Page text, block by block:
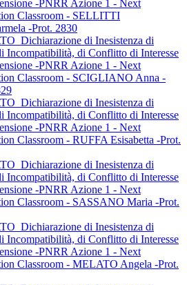
-PNRR Azione 1 - Next
Classroom - SELLITTI
-Prot. 2830
di Inesistenza di
Incompatibilità, di Conflitto di Interesse
-PNRR Azione 1 - Next
Classroom - SCIGLIANO Anna -
di Inesistenza di
Incompatibilità, di Conflitto di Interesse
-PNRR Azione 1 - Next
Classroom - RUFFA Esisabetta -Prot.
di Inesistenza di
Incompatibilità, di Conflitto di Interesse
-PNRR Azione 1 - Next
Classroom - SASSANO Maria -Prot.
di Inesistenza di
Incompatibilità, di Conflitto di Interesse
-PNRR Azione 1 - Next
Classroom - MELATO Angela -Prot.